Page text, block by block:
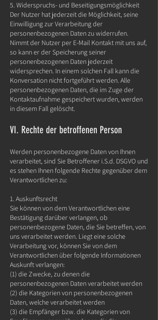
5. Widerspruchs- und Beseitigungsmöglichkeit
Der Nutzer hat jederzeit die Möglichkeit, seine
Einwilligung zur Verarbeitung der
personenbezogenen Daten zu widerrufen.
Nimmt der Nutzer per E-Mail Kontakt mit uns auf,
so kann er der Speicherung seiner
personenbezogenen Daten jederzeit
widersprechen. In einem solchen Fall kann die
Konversation nicht fortgeführt werden. Alle
personenbezogenen Daten, die im Zuge der
Kontaktaufnahme gespeichert wurden, werden
in diesem Fall gelöscht.
VI. Rechte der betroffenen Person
Werden personenbezogene Daten von Ihnen
verarbeitet, sind Sie Betroffener i.S.d. DSGVO und
es stehen Ihnen folgende Rechte gegenüber dem
Verantwortlichen zu:
1. Auskunftsrecht
Sie können von dem Verantwortlichen eine
Bestätigung darüber verlangen, ob
personenbezogene Daten, die Sie betreffen, von
uns verarbeitet werden. Liegt eine solche
Verarbeitung vor, können Sie von dem
Verantwortlichen über folgende Informationen
Auskunft verlangen:
(1) die Zwecke, zu denen die
personenbezogenen Daten verarbeitet werden
(2) die Kategorien von personenbezogenen
Daten, welche verarbeitet werden
(3) die Empfänger bzw. die Kategorien von